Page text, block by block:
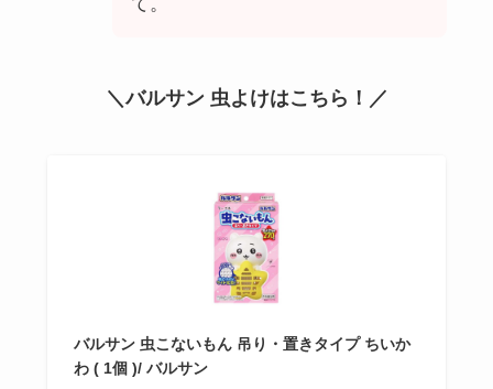
＼バルサン 虫よけはこちら！／
バルサン 虫こないもん 吊り・置きタイプ ちいか
わ ( 1個 )/ バルサン